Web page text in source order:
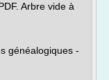
Arbre vide à
généalogiques -